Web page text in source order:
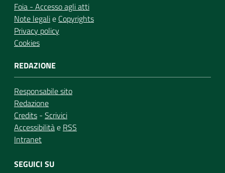
Foia - Accesso agli atti
Note legalie Copyrights
Privacy policy
Cookies
REDAZIONE
Responsabile sito
Redazione
Credits - Scrivici
Accessibilitàe RSS
Intranet
SEGUICI SU